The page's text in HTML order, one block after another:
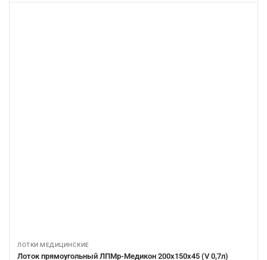
ЛОТКИ МЕДИЦИНСКИЕ
Лоток прямоугольный ЛПМр-Медикон 200х150х45 (V 0,7л)